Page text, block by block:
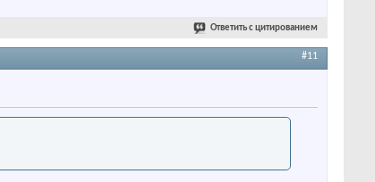
Ответить с цитированием
#11